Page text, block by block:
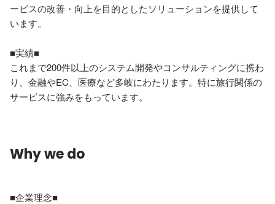
ービスの改善・向上を目的としたソリューションを提供して
います。
■実績■
これまで200件以上のシステム開発やコンサルティングに携わ
り、金融やEC、医療など多岐にわたります。特に旅行関係の
サービスに強みをもっています。
Why we do
■企業理念■